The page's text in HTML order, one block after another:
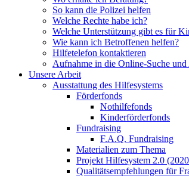
So kann die Polizei helfen
Welche Rechte habe ich?
Welche Unterstützung gibt es für
Wie kann ich Betroffenen helfen?
Hilfetelefon kontaktieren
Aufnahme in die Online-Suche
Unsere Arbeit
Ausstattung des Hilfesystems
Förderfonds
Nothilfefonds
Kinderförderfonds
Fundraising
F.A.Q. Fundraising
Materialien zum Thema
Projekt Hilfesystem 2.0
Qualitätsempfehlungen für